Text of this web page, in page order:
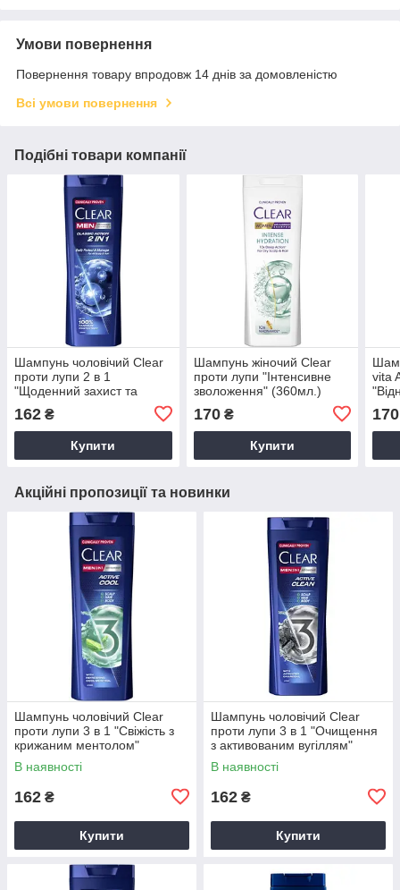
Умови повернення
Повернення товару впродовж 14 днів за домовленістю
Всі умови повернення
Подібні товари компанії
Шампунь чоловічий Clear
проти лупи 2 в 1
"Щоденний захист та
162 ₴
Купити
Шампунь жіночий Clear
проти лупи "Інтенсивне
зволоження" (360мл.)
170₴
Купити
vita
170
Акційні пропозиції та новинки
Шампунь чоловічий Clear
проти лупи 3 в 1 "Свіжість з
крижаним ментолом"
(360мл.)
В наявності
162 ₴
Купити
Шампунь чоловічий Clear
проти лупи 3 в 1 "Очищення
з активованим вугіллям"
(360мл.)
В наявності
162 ₴
Купити